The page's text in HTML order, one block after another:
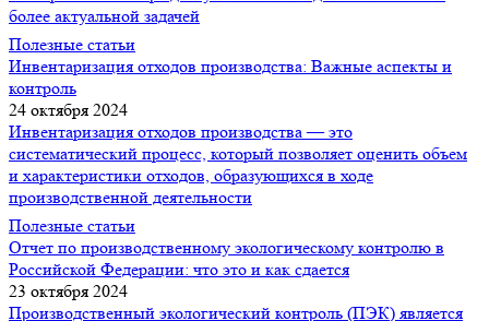
более актуальной задачей
Полезные статьи
Инвентаризация отходов производства: Важные аспекты и
контроль
24 октября 2024
Инвентаризация отходов производства — это
систематический процесс, который позволяет оценить объем
и характеристики отходов, образующихся в ходе
производственной деятельности
Полезные статьи
Отчет по производственному экологическому контролю в
Российской Федерации: что это и как сдается
23 октября 2024
Производственный экологический контроль (ПЭК) является